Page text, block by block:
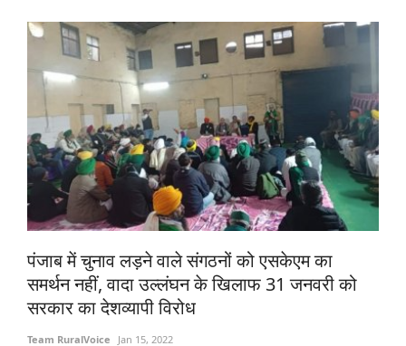
पंजाब में चुनाव लड़ने वाले संगठनों को एसकेएम का
समर्थन नहीं, वादा उल्लंघन के खिलाफ 31 जनवरी को
सरकार का देशव्यापी विरोध
Team RuralVoice Jan 15, 2022